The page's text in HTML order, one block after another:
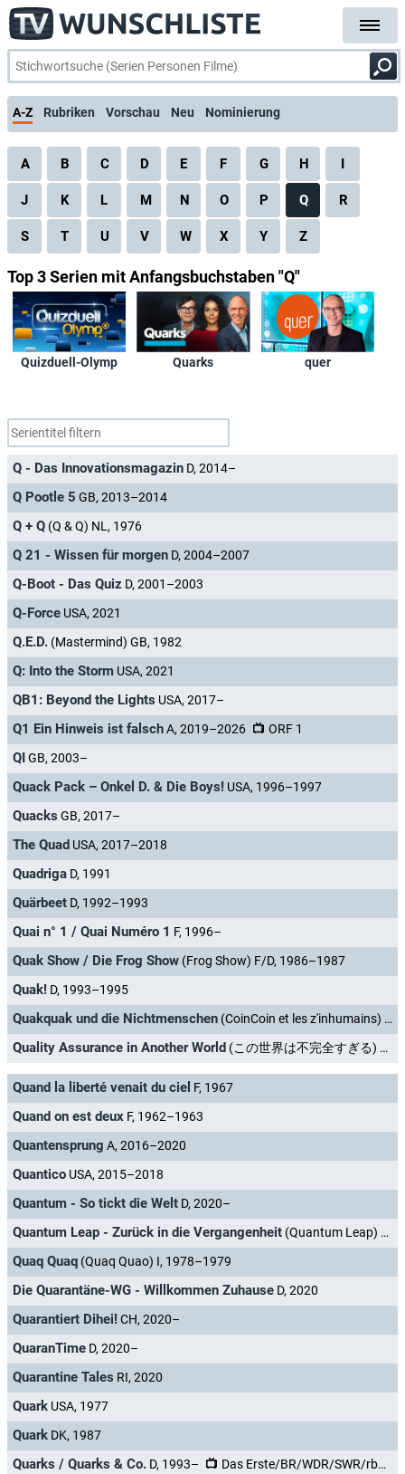
A-Z Rubriken Vorschau Neu Nominierung
A B C D E F G H I
J K L M N O P Q R
S T U V W X Y Z
Top 3 Serien mit Anfangsbuchstaben "Q"
Quizduell-Olymp Quarks quer
Q - Das Innovationsmagazin D, 2014–
Q Pootle 5 GB, 2013–2014
Q + Q (Q & Q) NL, 1976
Q 21 - Wissen für morgen D, 2004–2007
Q-Boot - Das Quiz D, 2001–2003
Q-Force USA, 2021
Q.E.D. (Mastermind) GB, 1982
Q: Into the Storm USA, 2021
QB1: Beyond the Lights USA, 2017–
Q1 Ein Hinweis ist falschA, 2019–2026 ORF 1
QIGB, 2003–
Quack Pack – Onkel D. & Die Boys! USA, 1996–1997
Quacks GB, 2017–
The Quad USA, 2017–2018
Quadriga D, 1991
Quärbeet D, 1992–1993
Quai n° 1 / Quai Numéro 1 F, 1996–
Quak Show / Die Frog Show (Frog Show) F/D, 1986–1987
Quak! D, 1993–1995
Quakquak und die Nichtmenschen (CoinCoin et les z'inhumains) F, 2018–
Quality Assurance in Another World (この世界は不完全すぎる) J, 2024
Quand la liberté venait du ciel F, 1967
Quand on est deux F, 1962–1963
Quantensprung A, 2016–2020
Quantico USA, 2015–2018
Quantum - So tickt die Welt D, 2020–
Quantum Leap - Zurück in die Vergangenheit (Quantum Leap) USA, 2022–2024
Quaq Quaq (Quaq Quao) I, 1978–1979
Die Quarantäne-WG - Willkommen Zuhause D, 2020
Quarantiert Dihei!CH, 2020–
QuaranTime D, 2020–
Quarantine Tales RI, 2020
Quark USA, 1977
Quark DK, 1987
Quarks / Quarks & Co. D, 1993– Das Erste/BR/WDR/SWR/rbb/hr-fernsehen/ARD alpha/tagesschau24/SR